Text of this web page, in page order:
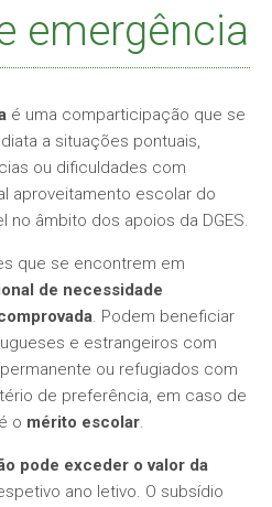
emergência
é uma comparticipação que se
a situações pontuais,
ou dificuldades com
aproveitamento escolar do
no âmbito dos apoios da DGES.
que se encontrem em
de necessidade
. Podem beneficiar
e estrangeiros com
ou refugiados com
de preferência, em caso de
o mérito escolar.
pode exceder o valor da
ano letivo. O subsídio